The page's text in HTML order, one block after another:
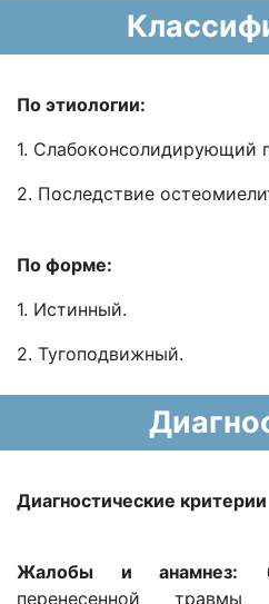
По этиологии:
1. Слабоконсолидирующий
2. Последствие
По форме:
1. Истинный.
2. Тугоподвижный.
Диагностические критерии
Жалобы и анамнез:
перенесенной травмы